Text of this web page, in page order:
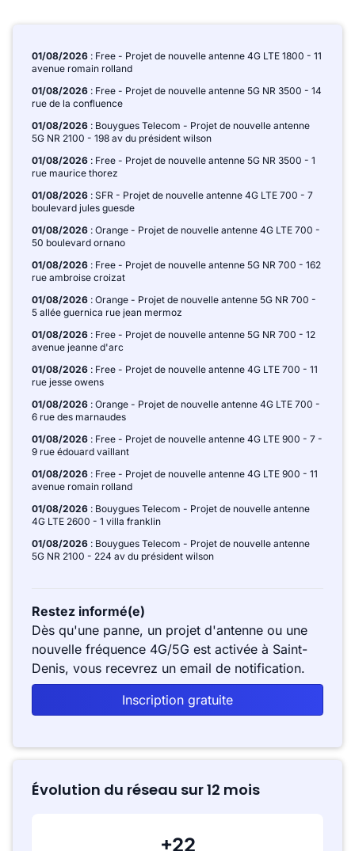
01/08/2026 : Free - Projet de nouvelle antenne 4G LTE 1800 - 11
avenue romain rolland
01/08/2026 : Free - Projet de nouvelle antenne 5G NR 3500 - 14
rue de la confluence
01/08/2026 : Bouygues Telecom - Projet de nouvelle antenne
5G NR 2100 - 198 av du président wilson
01/08/2026 : Free - Projet de nouvelle antenne 5G NR 3500 - 1
rue maurice thorez
01/08/2026 : SFR - Projet de nouvelle antenne 4G LTE 700 - 7
boulevard jules guesde
01/08/2026 : Orange - Projet de nouvelle antenne 4G LTE 700 -
50 boulevard ornano
01/08/2026 : Free - Projet de nouvelle antenne 5G NR 700 - 162
rue ambroise croizat
01/08/2026 : Orange - Projet de nouvelle antenne 5G NR 700 -
5 allée guernica rue jean mermoz
01/08/2026 : Free - Projet de nouvelle antenne 5G NR 700 - 12
avenue jeanne d'arc
01/08/2026 : Free - Projet de nouvelle antenne 4G LTE 700 - 11
rue jesse owens
01/08/2026 : Orange - Projet de nouvelle antenne 4G LTE 700 -
6 rue des marnaudes
01/08/2026 : Free - Projet de nouvelle antenne 4G LTE 900 - 7 -
9 rue édouard vaillant
01/08/2026 : Free - Projet de nouvelle antenne 4G LTE 900 - 11
avenue romain rolland
01/08/2026 : Bouygues Telecom - Projet de nouvelle antenne
4G LTE 2600 - 1 villa franklin
01/08/2026 : Bouygues Telecom - Projet de nouvelle antenne
5G NR 2100 - 224 av du président wilson
Restez informé(e)
Dès qu'une panne, un projet d'antenne ou une
nouvelle fréquence 4G/5G est activée à Saint-
Denis, vous recevrez un email de notification.
Inscription gratuite
Évolution du réseau sur 12 mois
+22